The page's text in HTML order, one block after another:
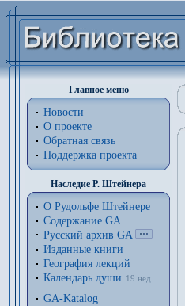
Главное меню
Новости
О проекте
Обратная связь
Поддержка проекта
Наследие Р. Штейнера
О Рудольфе Штейнере
Содержание GA
Русский архив GA
Изданные книги
География лекций
Календарь души
19 нед.
GA-Katalog